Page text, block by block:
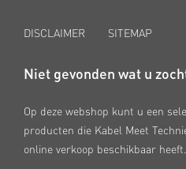
DISCLAIMER SITEMAP
Niet gevonden wat u
Op deze webshop kunt u een
producten die Kabel Meet
online verkoop beschikbaar heeft.